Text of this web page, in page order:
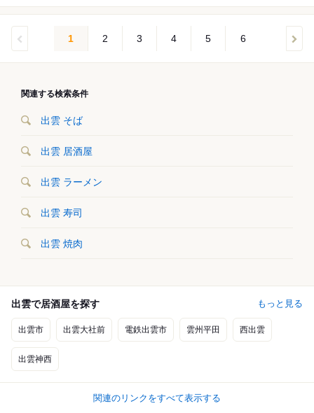
1 2 3 4 5 6
関連する検索条件
出雲 そば
出雲 居酒屋
出雲 ラーメン
出雲 寿司
出雲 焼肉
出雲で居酒屋を探す もっと見る
出雲市 出雲大社前 電鉄出雲市 雲州平田 西出雲
出雲神西
関連のリンクをすべて表示する